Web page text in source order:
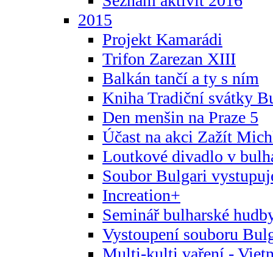
2015
Projekt Kamarádi
Trifon Zarezan XIII
Balkán tančí a ty s ním
Kniha Tradiční svátky
Den menšin na Praze 5
Účast na akci Zažít
Loutkové divadlo v
Soubor Bulgari
Increation+
Seminář bulharské
Vystoupení souboru